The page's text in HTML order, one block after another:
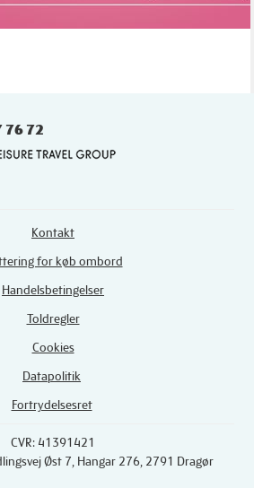
76 72
Kontakt
for køb ombord
Handelsbetingelser
Toldregler
Cookies
Datapolitik
Fortrydelsesret
CVR: 41391421
Øst 7, Hangar 276, 2791 Dragør